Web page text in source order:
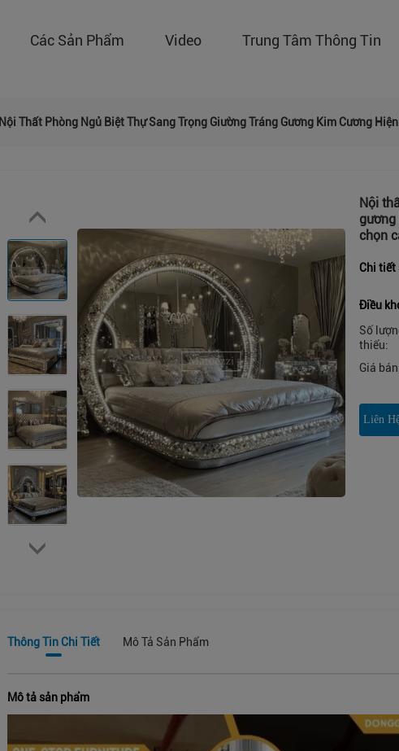
Các Sản Phẩm Video Trung Tâm Thông Tin
Nội Thất Phòng Ngủ Biệt Thự Sang Trọng Giường Tráng Gương Kim Cương
Nội
chọn
Chi tiết
Điều
Số
thiểu:
Giá
Liên
Thông Tin Chi Tiết Mô Tả Sản Phẩm
Mô tả sản phẩm